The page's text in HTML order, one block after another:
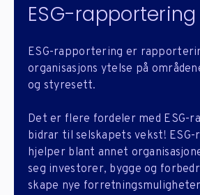
ESG-rapportering
ESG-rapportering er
organisasjons ytelse på
og styresett.
Det er flere fordeler med ESG-
bidrar til selskapets vekst!
hjelper blant annet
seg investorer, bygge og
skape nye